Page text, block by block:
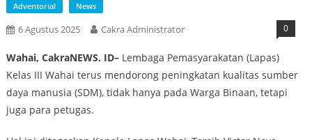
Adventorial News
6 Agustus 2025 Cakra Administrator 0
Wahai, CakraNEWS. ID–Lembaga Pemasyarakatan (Lapas)
Kelas III Wahai terus mendorong peningkatan kualitas sumber
daya manusia (SDM), tidak hanya pada Warga Binaan, tetapi
juga para petugas.